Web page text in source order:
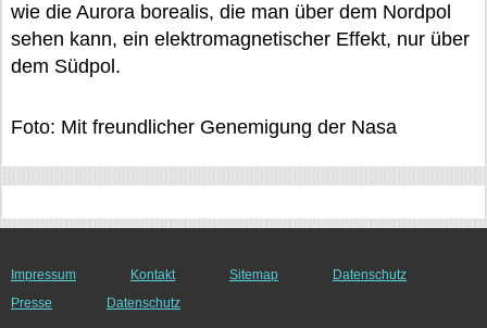
wie die Aurora borealis, die man über dem Nordpol
sehen kann, ein elektromagnetischer Effekt, nur über
dem Südpol.
Foto: Mit freundlicher Genemigung der Nasa
Impressum Kontakt Sitemap
Datenschutz
Presse
Datenschutz